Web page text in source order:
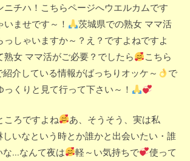
ニチハ！こちらページへウエルカムです
いませです～！
茨城県での熟女 ママ活
っしゃいますか～？え？ですよねですよ
熟女 ママ活がご必要？でしたら
こちら
介している情報がばっちりオッケ～
で
っくりと見て行って下さい～！
ころですよね
あ、そうそう、実は私
しいなという時とか誰かと出会いたい・誰
...なんて夜は
軽～い気持ちで
使って